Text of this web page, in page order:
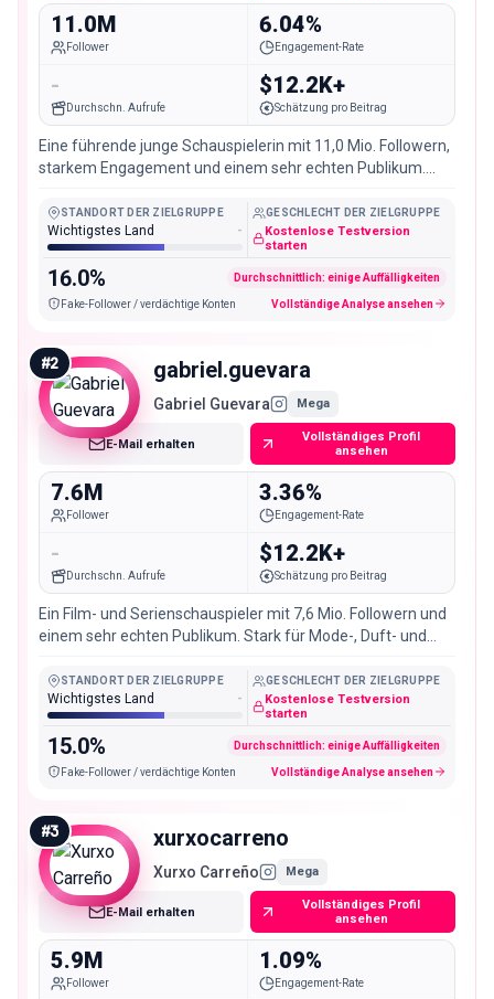
11.0M
Follower
6.04%
Engagement-Rate
-
Durchschn. Aufrufe
$12.2K+
Schätzung pro Beitrag
Eine führende junge Schauspielerin mit 11,0 Mio. Followern,
starkem Engagement und einem sehr echten Publikum.
STANDORT DER ZIELGRUPPE
Wichtigstes Land -
GESCHLECHT DER ZIELGRUPPE
Kostenlose Testversion
starten
16.0% Durchschnittlich: einige Auffälligkeiten
Fake-Follower / verdächtige Konten Vollständige Analyse ansehen
#2 gabriel.guevara
Gabriel Guevara Mega
E-Mail erhalten
Vollständiges Profil
ansehen
7.6M
Follower
3.36%
Engagement-Rate
-
Durchschn. Aufrufe
$12.2K+
Schätzung pro Beitrag
Ein Film- und Serienschauspieler mit 7,6 Mio. Followern und
einem sehr echten Publikum. Stark für Mode-, Duft- und
STANDORT DER ZIELGRUPPE
Wichtigstes Land -
GESCHLECHT DER ZIELGRUPPE
Kostenlose Testversion
starten
15.0% Durchschnittlich: einige Auffälligkeiten
Fake-Follower / verdächtige Konten Vollständige Analyse ansehen
#3 xurxocarreno
Xurxo Carreño Mega
E-Mail erhalten
Vollständiges Profil
ansehen
5.9M
Follower
1.09%
Engagement-Rate